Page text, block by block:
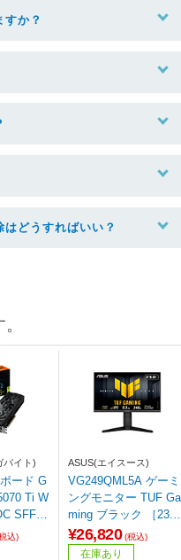
すか？
どうすればいい？
バイト)
ード G
Ti W
SFF 1
RTX
込)
ASUS(エイスース)
VG249QML5A ゲーミ
ングモニター TUF Ga
ming ブラック ［23.8
型 /フルHD(1920×108
0) /ワイド /240Hz］
¥26,820 (税込)
在庫あり